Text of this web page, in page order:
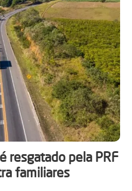
resgatado pela PRF
familiares